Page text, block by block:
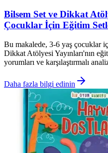
Bilsem Set ve Dikkat
Çocuklar İçin Eğitim
Bu makalede, 3-6 yaş çocuklar
Dikkat Atölyesi Yayınları'nın
yorumları ve karşılaştırmalı
Daha fazla bilgi edinin